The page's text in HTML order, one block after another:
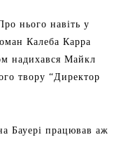
нього навіть у
Калеба Карра
надихався Майкл
твору “Директор
Бауері працював аж